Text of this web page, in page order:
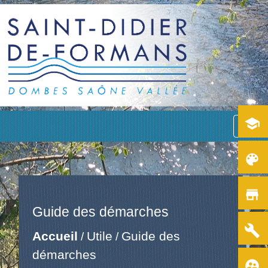
menu
Guide des démarches
Accueil / Utile / Guide des
démarches
school
color_lens
store
build